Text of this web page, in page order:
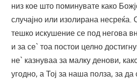
низ кое што поминувате како
случајно или изолирана несреќа.
тешко искушение се под негова
и за се` тоа постои целно
не` казнуваа за малку денови,
угодно, а Тој за наша полза, за